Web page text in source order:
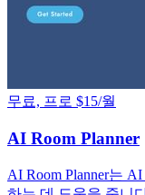
무료, 프로 $15/월
AI Room Planner
AI Room Planner는